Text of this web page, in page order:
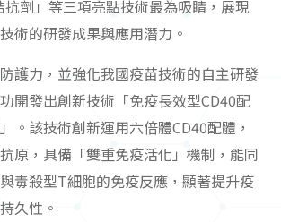
抗劑」等三項亮點技術最為吸睛，展現
術的研發成果與應用潛力。
護力，並強化我國疫苗技術的自主研發
開發出創新技術「免疫長效型CD40配
。該技術創新運用六倍體CD40配體，
原，具備「雙重免疫活化」機制，能同
毒殺型T細胞的免疫反應，顯著提升疫
久性。